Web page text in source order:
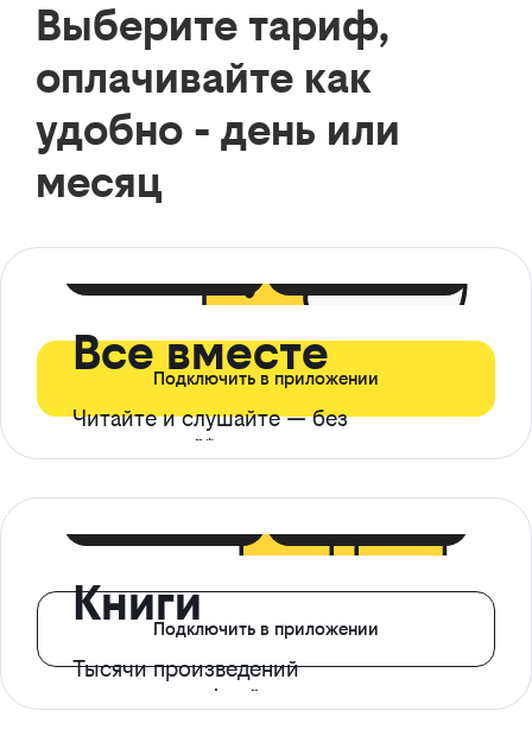
Выберите тариф,
оплачивайте как
удобно - день или
месяц
Все вместе
Читайте и слушайте — без
ограничений*
Подключить в приложении
Книги
Тысячи произведений
с доступом офлайн
Подключить в приложении